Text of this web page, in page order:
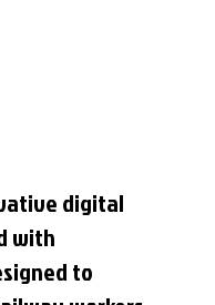
digital
with
to